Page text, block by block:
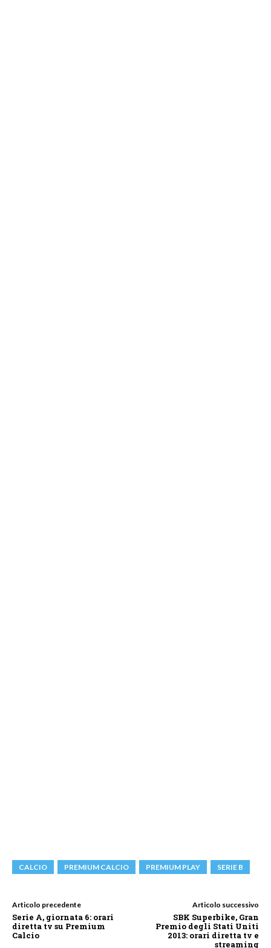
CALCIO PREMIUM CALCIO PREMIUM PLAY SERIE B
Articolo precedente
Serie A, giornata 6: orari
diretta tv su Premium
Calcio
Articolo successivo
SBK Superbike, Gran
Premio degli Stati Uniti
2013: orari diretta tv e
streaming